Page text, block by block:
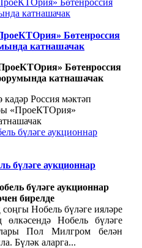
Бөтенроссия
катнашачак
Бөтенроссия
катнашачак
кадәр Россия мәктәп
«ПроеКТОрия»
бүләге аукционнар
бүләге аукционнар
бирелде
Нобель бүләге ияләре
өлкәсендә Нобель бүләге
Пол Милгром белән
Бүләк аларга...